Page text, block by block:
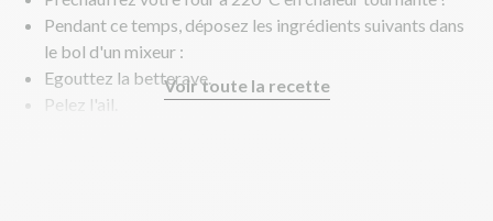
Pendant ce temps, déposez les ingrédients suivants dans
le bol d'un mixeur :
Egouttez la betterave.
Pelez l'ail.
Voir toute la recette